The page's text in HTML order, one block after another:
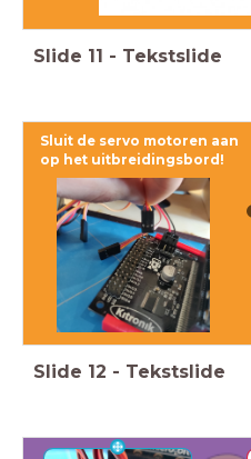
Slide 11 - Tekstslide
Sluit de servo motoren aan
op het uitbreidingsbord!
Slide 12 - Tekstslide